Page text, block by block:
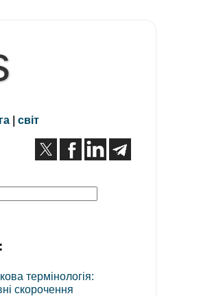
| світ
термінологія:
скорочення